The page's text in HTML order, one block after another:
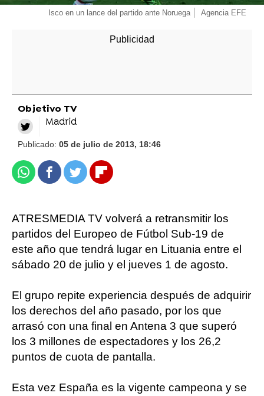
Isco en un lance del partido ante Noruega Agencia EFE
Objetivo TV
Madrid
Publicado: 05 de julio de 2013, 18:46
WhatsappFacebook
TwitterFlipboard
ATRESMEDIA TV volverá a retransmitir los
partidos del Europeo de Fútbol Sub-19 de
este año que tendrá lugar en Lituania entre el
sábado 20 de julio y el jueves 1 de agosto.
El grupo repite experiencia después de adquirir
los derechos del año pasado, por los que
arrasó con una final en Antena 3 que superó
los 3 millones de espectadores y los 26,2
puntos de cuota de pantalla.
Esta vez España es la vigente campeona y se